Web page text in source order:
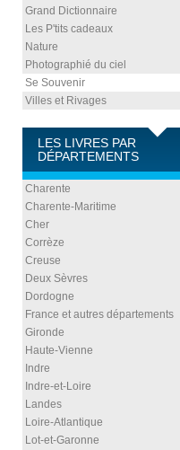
Grand Dictionnaire
Les P'tits cadeaux
Nature
Photographié du ciel
Se Souvenir
Villes et Rivages
LES LIVRES PAR
DÉPARTEMENTS
Charente
Charente-Maritime
Cher
Corrèze
Creuse
Deux Sèvres
Dordogne
France et autres départements
Gironde
Haute-Vienne
Indre
Indre-et-Loire
Landes
Loire-Atlantique
Lot-et-Garonne